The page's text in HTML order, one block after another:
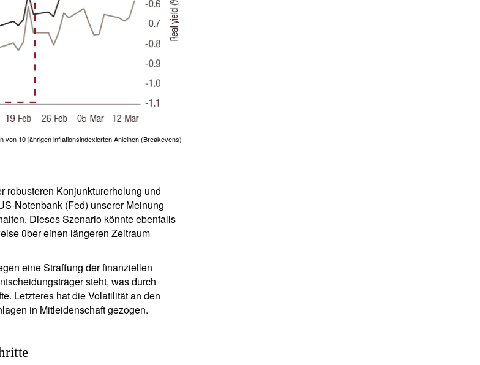
10-jährigen inflationsindexierten Anleihen (Breakevens)
robusteren Konjunkturerholung und
Notenbank (Fed) unserer Meinung
Dieses Szenario könnte ebenfalls
über einen längeren Zeitraum
eine Straffung der finanziellen
steht, was durch
Letzteres hat die Volatilität an den
in Mitleidenschaft gezogen.